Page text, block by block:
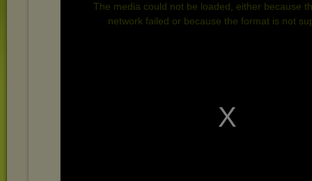
The media could not be loaded, either because
network failed or because the format is not